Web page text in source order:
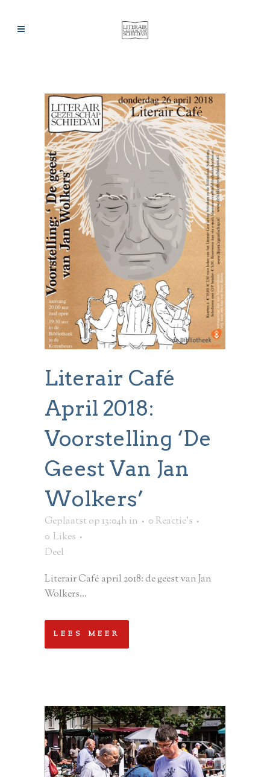
Literair Café
April 2018:
Voorstelling ‘De
Geest Van Jan
Wolkers’
Geplaatst op 13:04h in
0 Reactie's
0 Likes
Deel
Literair Café april 2018: de geest van Jan
Wolkers...
LEES MEER